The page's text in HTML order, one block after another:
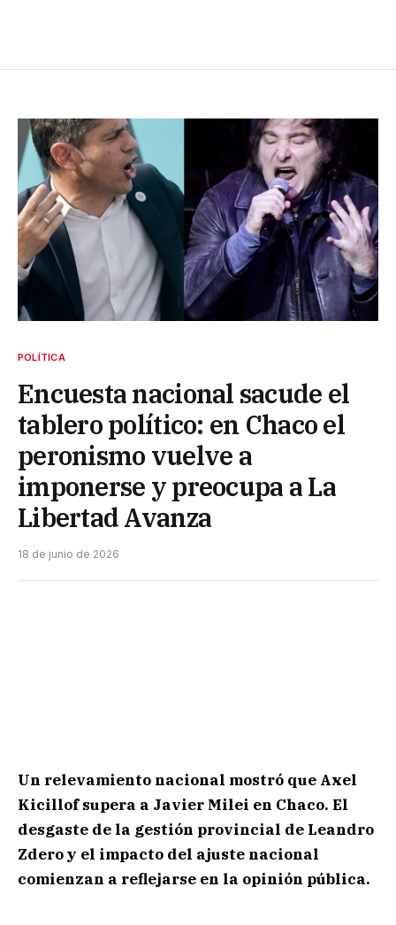
POLÍTICA
Encuesta nacional sacude el
tablero político: en Chaco el
peronismo vuelve a
imponerse y preocupa a La
Libertad Avanza
18 de junio de 2026
Un relevamiento nacional mostró que Axel
Kicillof supera a Javier Milei en Chaco. El
desgaste de la gestión provincial de Leandro
Zdero y el impacto del ajuste nacional
comienzan a reflejarse en la opinión pública.